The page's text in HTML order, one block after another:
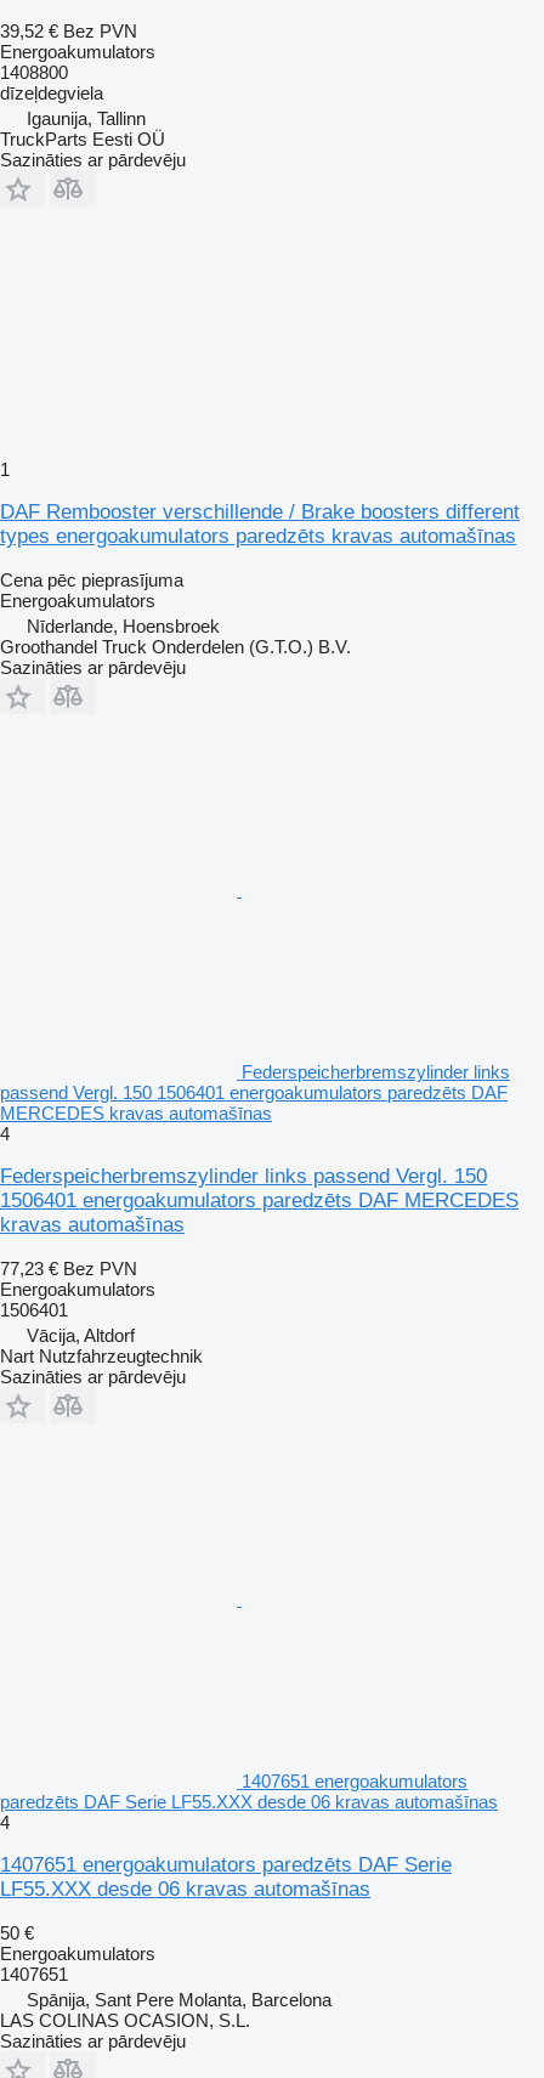
39,52 € Bez PVN
Energoakumulators
1408800
dīzeļdegviela
Igaunija, Tallinn
TruckParts Eesti OÜ
Sazināties ar pārdevēju
1
DAF Rembooster verschillende / Brake boosters different
types energoakumulators paredzēts kravas automašīnas
Cena pēc pieprasījuma
Energoakumulators
Nīderlande, Hoensbroek
Groothandel Truck Onderdelen (G.T.O.) B.V.
Sazināties ar pārdevēju
Federspeicherbremszylinder links
passend Vergl. 150 1506401 energoakumulators paredzēts DAF
MERCEDES kravas automašīnas
4
Federspeicherbremszylinder links passend Vergl. 150
1506401 energoakumulators paredzēts DAF MERCEDES
kravas automašīnas
77,23 € Bez PVN
Energoakumulators
1506401
Vācija, Altdorf
Nart Nutzfahrzeugtechnik
Sazināties ar pārdevēju
1407651 energoakumulators
paredzēts DAF Serie LF55.XXX desde 06 kravas automašīnas
4
1407651 energoakumulators paredzēts DAF Serie
LF55.XXX desde 06 kravas automašīnas
50 €
Energoakumulators
1407651
Spānija, Sant Pere Molanta, Barcelona
LAS COLINAS OCASION, S.L.
Sazināties ar pārdevēju